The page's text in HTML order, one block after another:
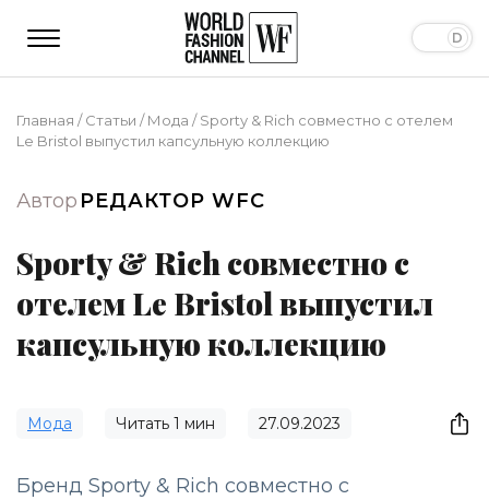
Главная /Статьи /Мода /Sporty & Rich совместно с отелем
Le Bristol выпустил капсульную коллекцию
Автор РЕДАКТОР WFC
Sporty & Rich совместно с
отелем Le Bristol выпустил
капсульную коллекцию
Мода Читать 1 мин 27.09.2023
Бренд Sporty & Rich совместно с